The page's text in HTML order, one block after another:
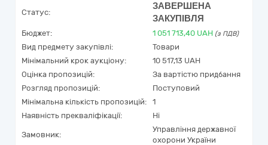
Статус:
ЗАВЕРШЕНА
ЗАКУПІВЛЯ
Бюджет: 1 051 713,40 UAH (з ПДВ)
Вид предмету закупівлі:
Товари
Мінімальний крок аукціону:
10 517,13 UAH
Оцінка пропозицій:
За вартістю придбання
Розгляд пропозицій:
Поступовий
Мінімальна кількість пропозицій:
1
Наявність прекваліфікації:
Ні
Замовник:
Управління державної
охорони України